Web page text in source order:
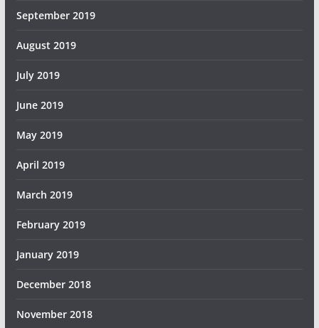
September 2019
August 2019
July 2019
June 2019
May 2019
April 2019
March 2019
February 2019
January 2019
December 2018
November 2018